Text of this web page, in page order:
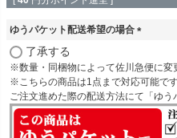
ゆうパケット配送希望の場合
必
須
)
了承する
※数量・同梱物によって佐川急便に変
※こちらの商品は1点まで対応可能です
ご注文進めた際の配送方法にて「ゆ